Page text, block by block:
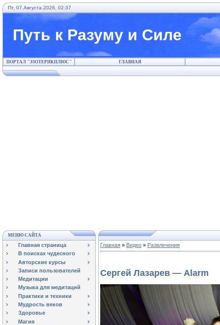
Пт, 07.Августа.2026, 02:37
Путь к Разуму и Силе
ПОРТАЛ "ЭЗОТЕРИКПЛЮС" ГЛАВНАЯ
МЕНЮ САЙТА
Главная страница
В поисках чудесного
Авторские курсы
Записи пользователей
Медитации
Музыка для медитаций
Практики и техники
Мудрость веков
Здоровье
Магия
Главная » Видео » Развлечения
Сергей Лазарев — Alarm